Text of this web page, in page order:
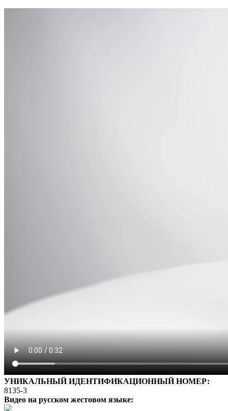
УНИКАЛЬНЫЙ ИДЕНТИФИКАЦИОННЫЙ НОМЕР:
8135-3
Видео на русском жестовом языке: